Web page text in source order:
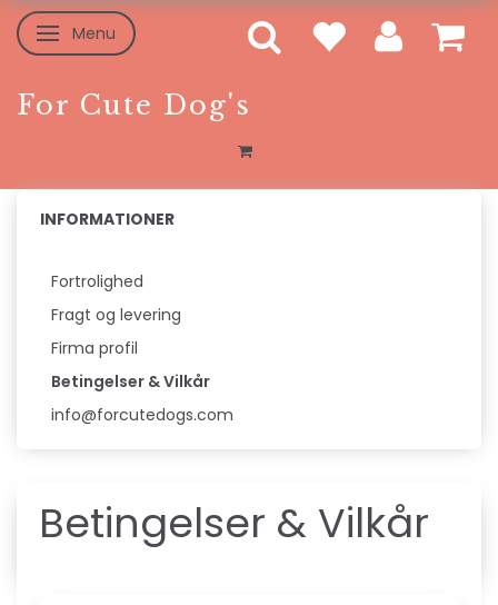
Skifte navigation
Menu
For Cute Dog's
INFORMATIONER
Fortrolighed
Fragt og levering
Firma profil
Betingelser & Vilkår
info@forcutedogs.com
Betingelser & Vilkår